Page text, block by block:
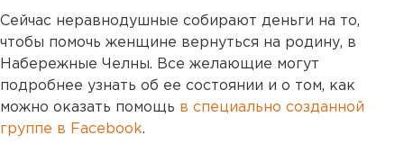
Сейчас неравнодушные собирают деньги на то,
чтобы помочь женщине вернуться на родину, в
Набережные Челны. Все желающие могут
подробнее узнать об ее состоянии и о том, как
можно оказать помощь в специально созданной
группе в Facebook.